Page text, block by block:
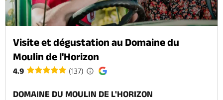
Visite et dégustation au Domaine du
Moulin de l'Horizon
4.9 (137)
DOMAINE DU MOULIN DE L'HORIZON